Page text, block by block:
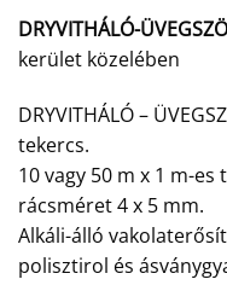
DRYVITHÁLÓ-
kerület közelében
DRYVITHÁLÓ –
tekercs.
10 vagy 50 m x 1 m-
rácsméret 4 x 5 mm.
Alkáli-álló
polisztirol és